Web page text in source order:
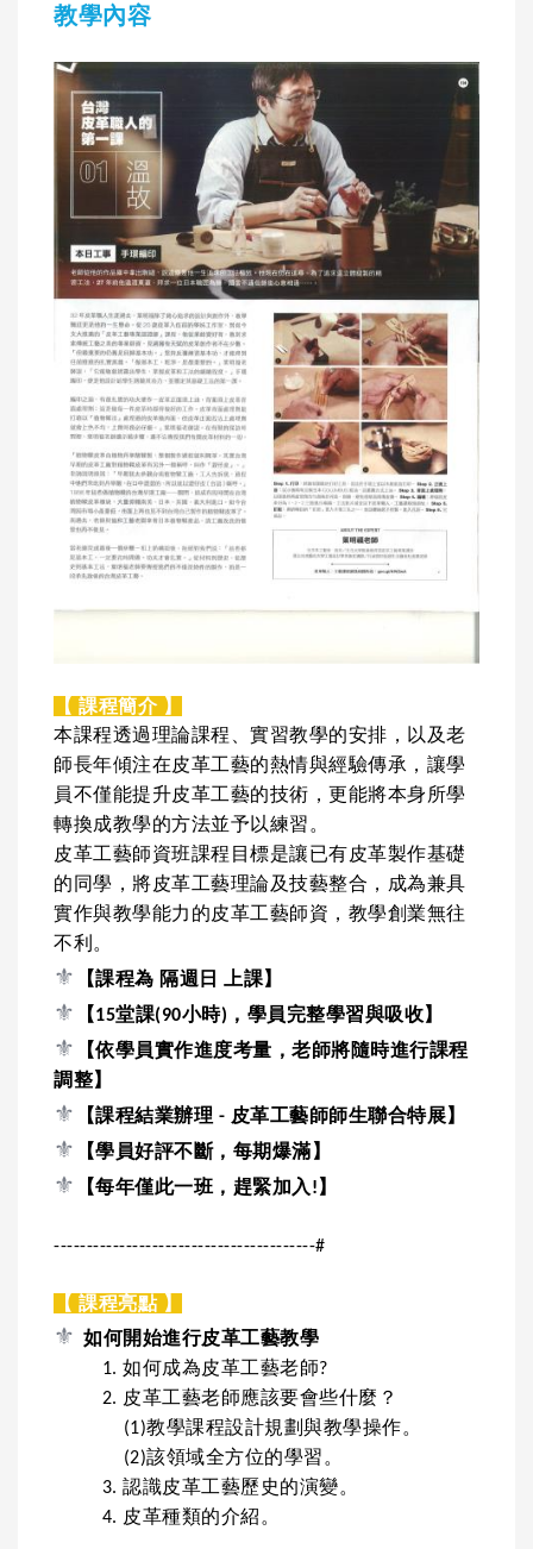
教學內容
【 課程簡介 】
本課程透過理論課程、實習教學的安排，以及老
師長年傾注在皮革工藝的熱情與經驗傳承，讓學
員不僅能提升皮革工藝的技術，更能將本身所學
轉換成教學的方法並予以練習。
皮革工藝師資班課程目標是讓已有皮革製作基礎
的同學，將皮革工藝理論及技藝整合，成為兼具
實作與教學能力的皮革工藝師資， 教學創業無往
不利。
⚜️ 【課程為 隔週日 上課】
⚜️ 【15堂課(90小時)，學員完整學習與吸收】
⚜️
【依學員實作進度考量，老師將隨時進行課程
調整】
⚜️ 【課程結業辦理 - 皮革工藝師師生聯合特展】
⚜️ 【學員好評不斷，每期爆滿】
⚜️ 【每年僅此一班，趕緊加入!】
----------------------------------------#
【 課程亮點 】
⚜️ 如何開始進行皮革工藝教學
1. 如何成為皮革工藝老師?
2. 皮革工藝老師應該要會些什麼？
(1)教學課程設計規劃與教學操作。
(2)該領域全方位的學習。
3. 認識皮革工藝歷史的演變。
4. 皮革種類的介紹。